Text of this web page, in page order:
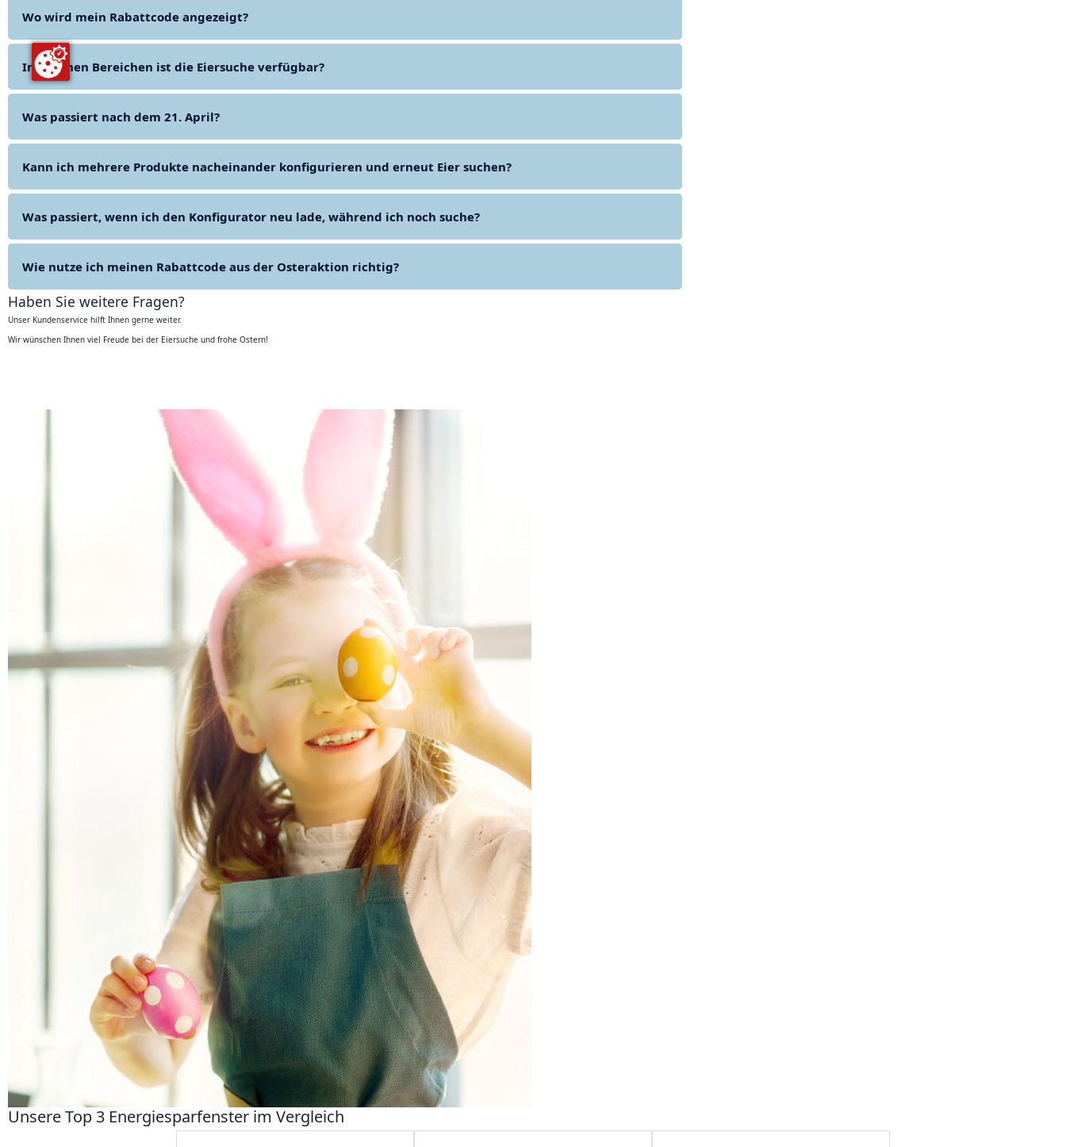
Wo wird mein Rabattcode angezeigt?
In welchen Bereichen ist die Eiersuche verfügbar?
Was passiert nach dem 21. April?
Kann ich mehrere Produkte nacheinander konfigurieren und erneut Eier suchen?
Was passiert, wenn ich den Konfigurator neu lade, während ich noch suche?
Wie nutze ich meinen Rabattcode aus der Osteraktion richtig?
Haben Sie weitere Fragen?
Unser Kundenservice hilft Ihnen gerne weiter.
Wir wünschen Ihnen viel Freude bei der Eiersuche und frohe Ostern!
Unsere Top 3 Energiesparfenster im Vergleich